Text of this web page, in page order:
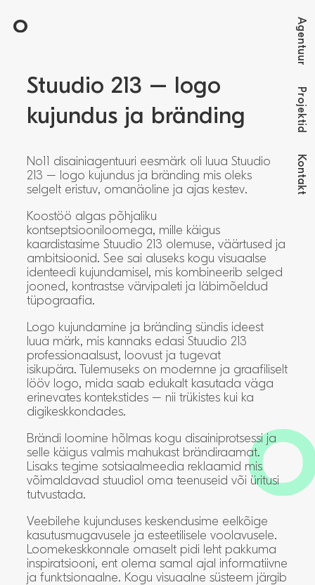
Agentuur
Projektid
Kontakt
Stuudio 213 – logo
kujundus ja bränding
No11 disainiagentuuri eesmärk oli luua Stuudio
213 – logo kujundus ja bränding mis oleks
selgelt eristuv, omanäoline ja ajas kestev.
Koostöö algas põhjaliku
kontseptsiooniloomega, mille käigus
kaardistasime Stuudio 213 olemuse, väärtused ja
ambitsioonid. See sai aluseks kogu visuaalse
identeedi kujundamisel, mis kombineerib selged
jooned, kontrastse värvipaleti ja läbimõeldud
tüpograafia.
Logo kujundamine ja bränding sündis ideest
luua märk, mis kannaks edasi Stuudio 213
professionaalsust, loovust ja tugevat
isikupära. Tulemuseks on modernne ja graafiliselt
lööv logo, mida saab edukalt kasutada väga
erinevates kontekstides – nii trükistes kui ka
digikeskkondades.
Brändi loomine hõlmas kogu disainiprotsessi ja
selle käigus valmis mahukast brändiraamat.
Lisaks tegime sotsiaalmeedia reklaamid mis
võimaldavad stuudiol oma teenuseid või üritusi
tutvustada.
Veebilehe kujunduses keskendusime eelkõige
kasutusmugavusele ja esteetilisele voolavusele.
Loomekeskkonnale omaselt pidi leht pakkuma
inspiratsiooni, ent olema samal ajal informatiivne
ja funktsionaalne. Kogu visuaalne süsteem järgib